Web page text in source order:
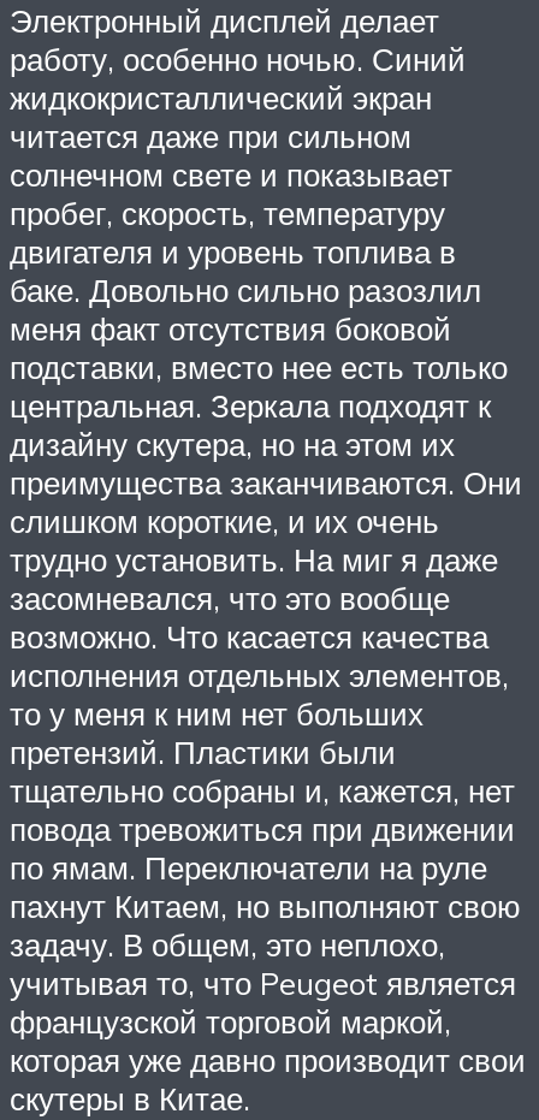
Электронный дисплей делает
работу, особенно ночью. Синий
жидкокристаллический экран
читается даже при сильном
солнечном свете и показывает
пробег, скорость, температуру
двигателя и уровень топлива в
баке. Довольно сильно разозлил
меня факт отсутствия боковой
подставки, вместо нее есть только
центральная. Зеркала подходят к
дизайну скутера, но на этом их
преимущества заканчиваются. Они
слишком короткие, и их очень
трудно установить. На миг я даже
засомневался, что это вообще
возможно. Что касается качества
исполнения отдельных элементов,
то у меня к ним нет больших
претензий. Пластики были
тщательно собраны и, кажется, нет
повода тревожиться при движении
по ямам. Переключатели на руле
пахнут Китаем, но выполняют свою
задачу. В общем, это неплохо,
учитывая то, что Peugeot является
французской торговой маркой,
которая уже давно производит свои
скутеры в Китае.